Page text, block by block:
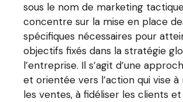
sous le nom de marketing
concentre sur la mise en place
spécifiques nécessaires pour
objectifs fixés dans la stratégie
l’entreprise. Il s’agit d’une
et orientée vers l’action qui vise à
les ventes, à fidéliser les clients